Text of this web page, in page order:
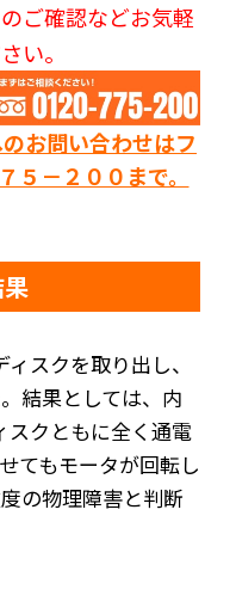
ご確認などお気軽
い。
お問い合わせはフ
５－２００まで。
スクを取り出し、
結果としては、内
スクともに全く通電
てもモータが回転し
の物理障害と判断